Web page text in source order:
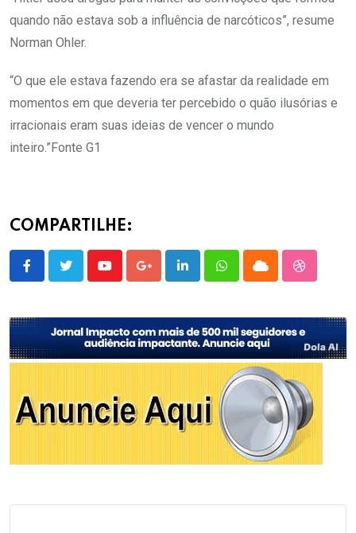
quando não estava sob a influência de narcóticos”, resume
Norman Ohler.
“O que ele estava fazendo era se afastar da realidade em
momentos em que deveria ter percebido o quão ilusórias e
irracionais eram suas ideias de vencer o mundo
inteiro.”Fonte G1
COMPARTILHE:
YoutubeGoogle+LinkedInWhatsappCloud